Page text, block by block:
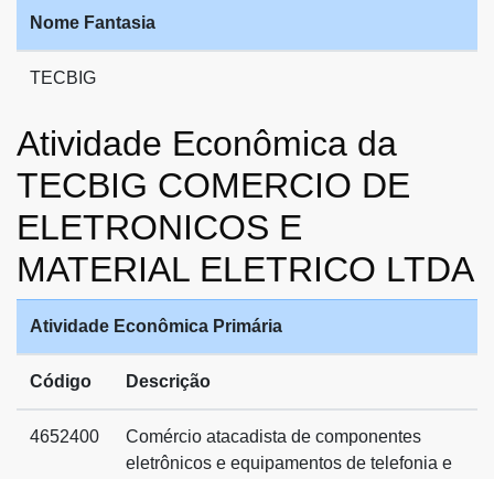
Nome Fantasia
TECBIG
Atividade Econômica da
TECBIG COMERCIO DE
ELETRONICOS E
MATERIAL ELETRICO LTDA
Atividade Econômica Primária
Código Descrição
4652400
Comércio atacadista de componentes
eletrônicos e equipamentos de telefonia e